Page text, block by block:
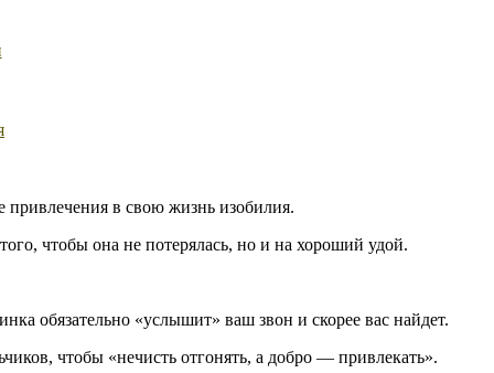
привлечения в свою жизнь изобилия.
чтобы она не потерялась, но и на хороший удой.
обязательно «услышит» ваш звон и скорее вас найдет.
чтобы «нечисть отгонять, а добро — привлекать».